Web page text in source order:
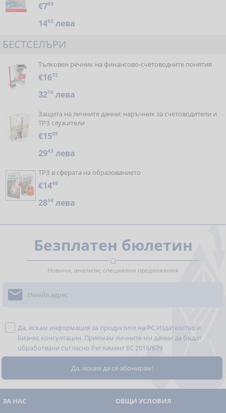
€763
1492 лева
БЕСТСЕЛЪРИ
Тълковен речник на финансово-счетоводните понятия
€1672
3270 лева
Защита на личните данни: наръчник за счетоводители и
ТРЗ служители
€1505
2943 лева
ТРЗ в сферата на образованието
€1449
2834 лева
Безплатен бюлетин
Новини, анализи, специални предложения

Да, искам информация за продуктите на РС Издателство и
Бизнес консултации. Приемам личните ми данни да бъдат
обработвани съгласно Регламент ЕС 2016/679
ЗА НАС
ОБЩИ УСЛОВИЯ